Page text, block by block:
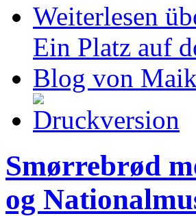
Weiterlesen
Ein Platz auf
Blog von Maik
Smørrebrød
og